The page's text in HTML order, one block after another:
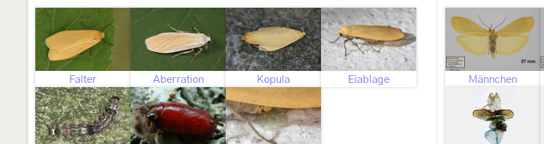
Falter Aberration Kopula Eiablage Männchen